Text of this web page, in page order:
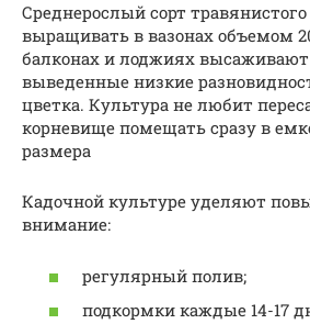
Среднерослый сорт
выращивать в вазонах объемом
балконах и лоджиях
выведенные низкие
цветка. Культура не любит
корневище помещать сразу в
размера
Кадочной культуре уделяют
внимание:
регулярный полив;
подкормки каждые 14-17